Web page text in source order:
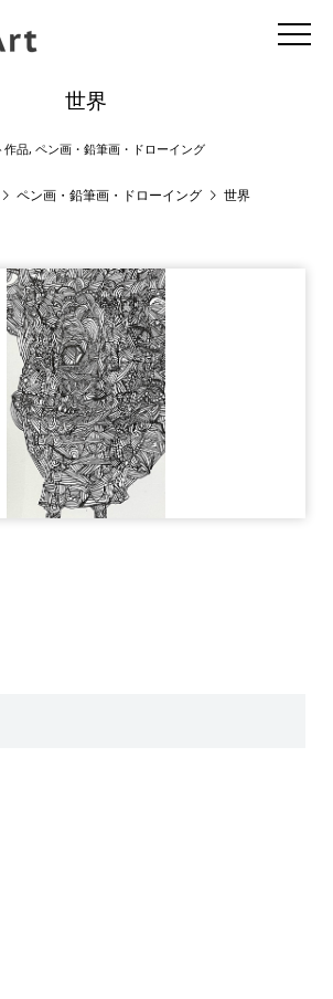
世界
作品, ペン画・鉛筆画・ドローイング
ペン画・鉛筆画・ドローイング 世界